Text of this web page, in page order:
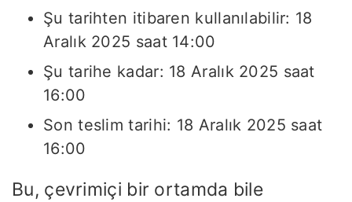
Şu tarihten itibaren kullanılabilir: 18
Aralık 2025 saat 14:00
Şu tarihe kadar: 18 Aralık 2025 saat
16:00
Son teslim tarihi: 18 Aralık 2025 saat
16:00
Bu, çevrimiçi bir ortamda bile